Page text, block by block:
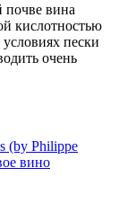
почве вина
кислотностью
пески
очень
(by Philippe
вино